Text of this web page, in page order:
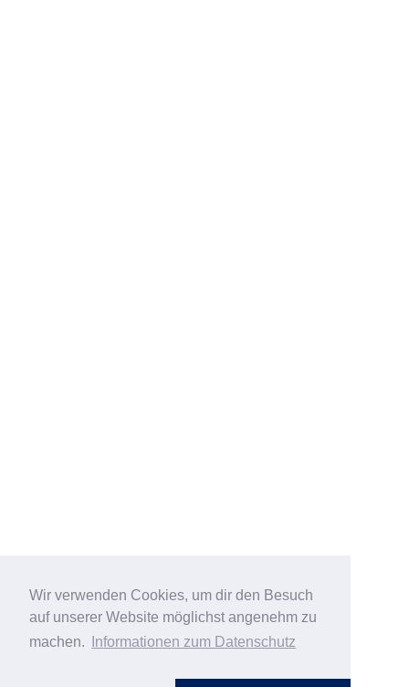
Wir verwenden Cookies, um dir den Besuch
auf unserer Website möglichst angenehm zu
machen.
Informationen zum Datenschutz